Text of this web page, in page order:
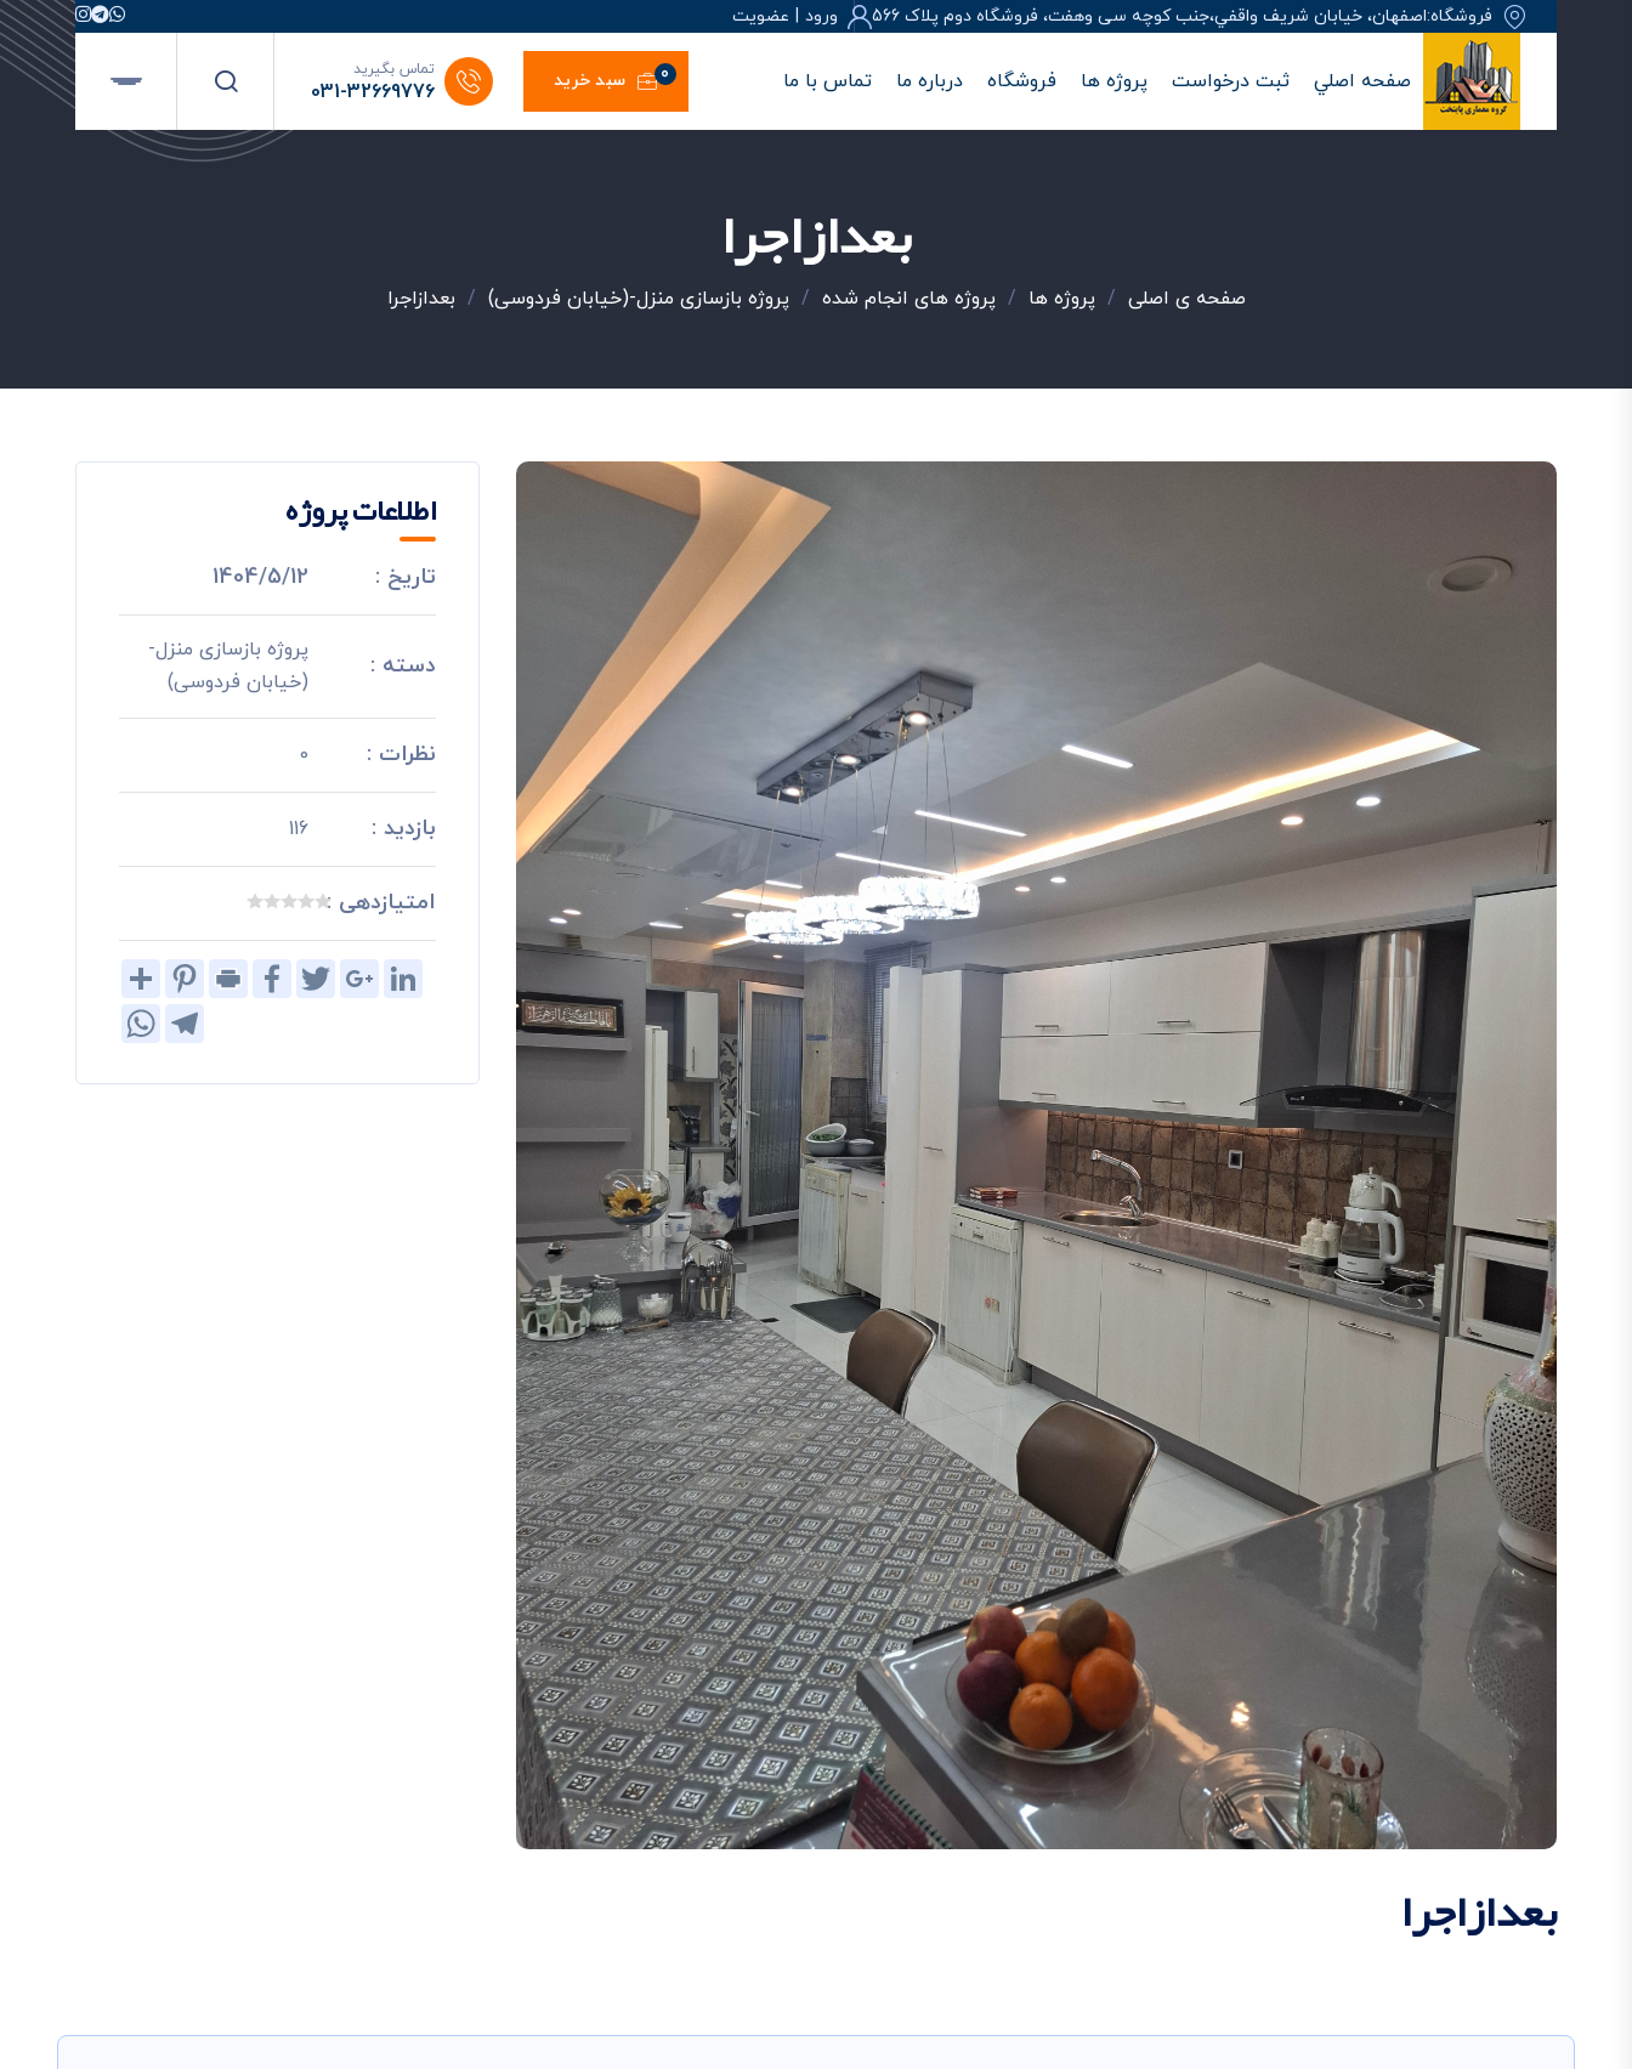
فروشگاه:اصفهان، خيابان شريف واقفي،جنب کوچه سی وهفت، فروشگاه دوم پلاک 566 ورود | عضويت
صفحه اصلي ثبت درخواست پروژه ها فروشگاه درباره ما تماس با ما سبد خرید 0 تماس بگیرید
031-32669776
بعدازاجرا
صفحه ی اصلی / پروژه ها / پروژه های انجام شده / پروژه بازسازی منزل-(خیابان فردوسی) / بعدازاجرا
اطلاعات پروژه
تاریخ : 1404/5/12
دسته :
پروژه بازسازی منزل-
(خیابان فردوسی)
نظرات : 0
بازدید : 116
امتیازدهی :
Share
PinterestPrint
FacebookTwitterGoogle+LinkedIn
WhatsAppTelegram
بعدازاجرا